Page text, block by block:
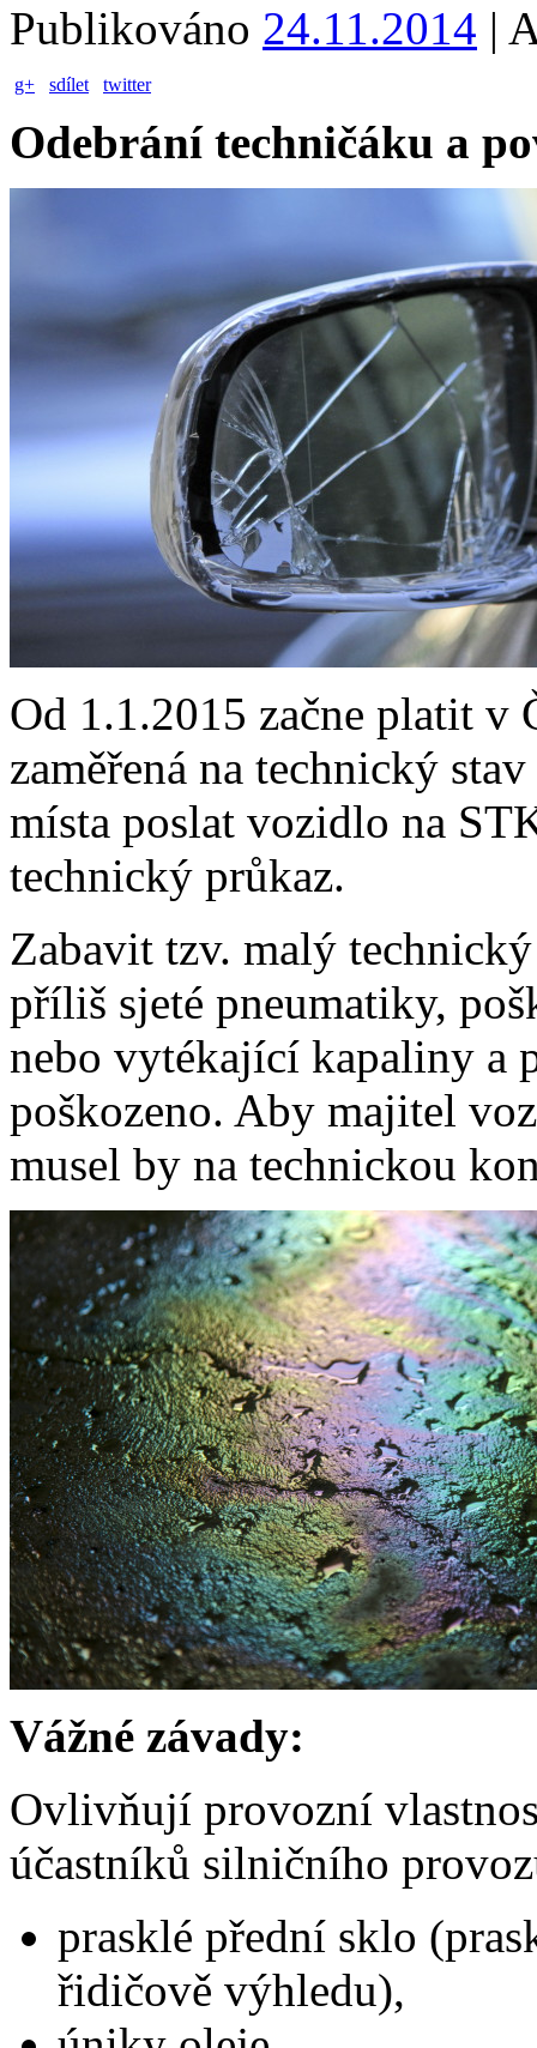
Publikováno 24.11.2014 |
g+ sdílet twitter
Odebrání techničáku a
Od 1.1.2015 začne platit v
zaměřená na technický
místa poslat vozidlo na
technický průkaz.
Zabavit tzv. malý
příliš sjeté pneumatiky,
nebo vytékající kapaliny a
poškozeno. Aby majitel
musel by na technickou
Vážné závady:
Ovlivňují provozní
účastníků silničního
prasklé přední sklo
řidičově výhledu),